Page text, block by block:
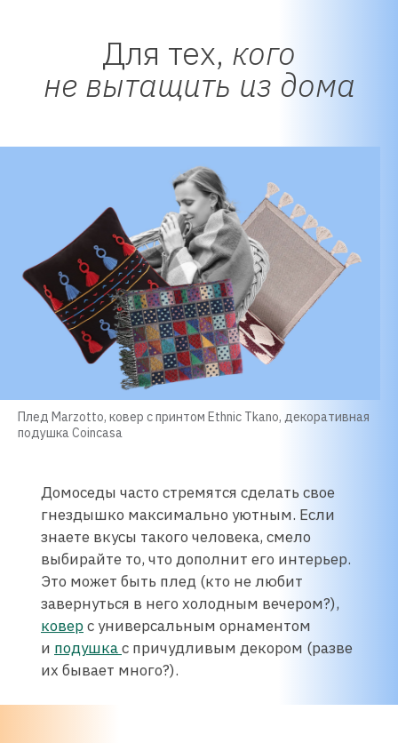
Для тех, кого
не вытащить из дома
Плед Marzotto, ковер с принтом Ethnic Tkano, декоративная
подушка Coincasa
Домоседы часто стремятся сделать свое
гнездышко максимально уютным. Если
знаете вкусы такого человека, смело
выбирайте то, что дополнит его интерьер.
Это может быть плед (кто не любит
завернуться в него холодным вечером?),
коверс универсальным орнаментом
и подушкас причудливым декором (разве
их бывает много?).